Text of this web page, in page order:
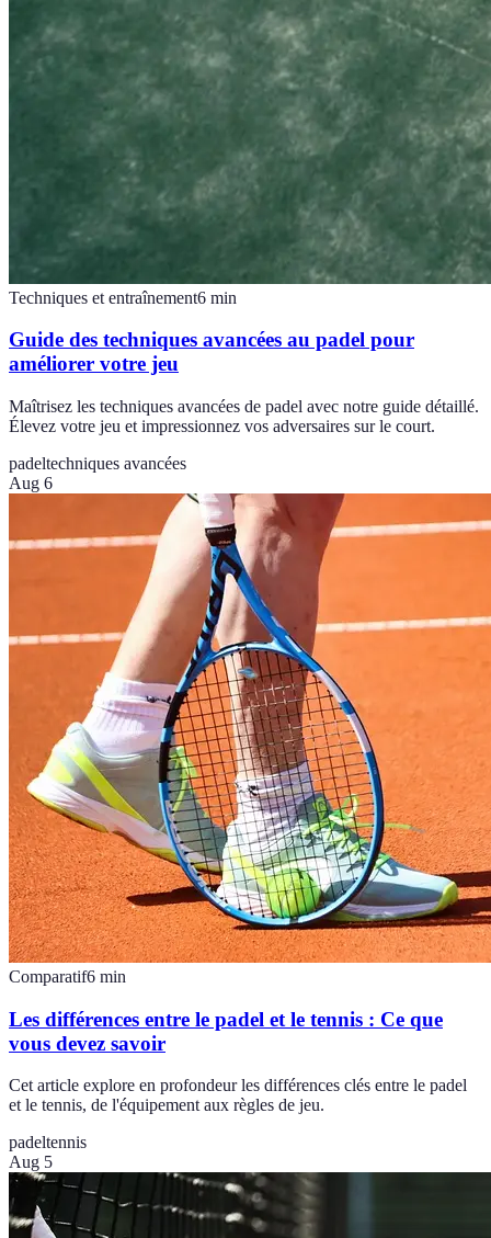
Techniques et entraînement6 min
Guide des techniques avancées au padel pour
améliorer votre jeu
Maîtrisez les techniques avancées de padel avec notre guide détaillé.
Élevez votre jeu et impressionnez vos adversaires sur le court.
padeltechniques avancées
Aug 6
Comparatif6 min
Les différences entre le padel et le tennis : Ce que
vous devez savoir
Cet article explore en profondeur les différences clés entre le padel
et le tennis, de l'équipement aux règles de jeu.
padeltennis
Aug 5